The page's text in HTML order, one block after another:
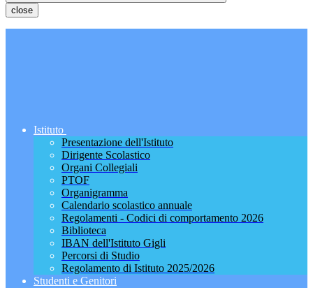
close
Istituto
Presentazione dell'Istituto
Dirigente Scolastico
Organi Collegiali
PTOF
Organigramma
Calendario scolastico annuale
Regolamenti - Codici di comportamento 2026
Biblioteca
IBAN dell'Istituto Gigli
Percorsi di Studio
Regolamento di Istituto 2025/2026
Studenti e Genitori